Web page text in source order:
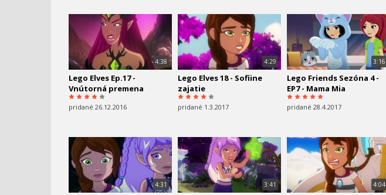
4:38
Lego Elves Ep.17 -
Vnútorná premena
pridané 26.12.2016
4:29
Lego Elves 18 - Sofiine
zajatie
pridané 1.3.2017
3:16
Lego Friends Sezóna 4 -
EP7 - Mama Mia
pridané 28.4.2017
4:31 3:41 4:04